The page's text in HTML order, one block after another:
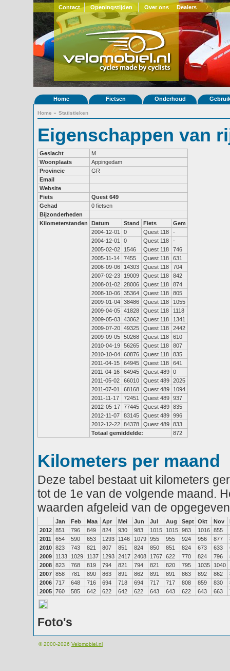
Contact Openingstijden Over ons Dealers
Home Fietsen Onderhoud
Home » Statistieken
Eigenschappen van
Geslacht
M
Woonplaats
Appingedam
Provincie
GR
Email
Website
Fiets
Quest 649
Gehad
0 fietsen
Bijzonderheden
Kilometerstanden
Datum Stand Fiets
Gem
2004-12-01
0 Quest 118
-
2004-12-01
0 Quest 118
-
2005-02-02
1546 Quest 118
746
2005-11-14
7455 Quest 118
631
2006-09-06
14303 Quest 118
704
2007-02-23
19009 Quest 118
842
2008-01-02 28006 Quest 118
874
2008-10-06 35364 Quest 118
805
2009-01-04 38486 Quest 118
1055
2009-04-05 41828 Quest 118
1118
2009-05-03 43062 Quest 118
1341
2009-07-20 49325 Quest 118
2442
2009-09-05 50268 Quest 118
610
2010-04-19 56265 Quest 118
807
2010-10-04 60876 Quest 118
835
2011-04-15
64945 Quest 118
641
2011-04-16
64945 Quest 489 0
2011-05-02
66010 Quest 489 2025
2011-07-01
68168 Quest 489
1094
2011-11-17
72451 Quest 489 937
2012-05-17 77445 Quest 489 835
2012-11-07
83145 Quest 489 996
2012-12-22 84378 Quest 489 833
Totaal gemiddelde:
872
Kilometers per maand
Deze tabel bestaat uit kilometers
tot de 1e van de volgende maand.
waarden afgeleid van de
Jan Feb Maa Apr Mei Jun Jul Aug Sept Okt Nov
2012 851 796 849 824 930 983 1015 1015 983 1016 855
2011
654 590 653 1293 1146 1079 955 955 924 956 877
2010 823 743 821 807 851 824 850 851 824 673 633
2009
1133 1029 1137 1293 2417 2408 1767 622 770 824 796
2008 823 768 819 794 821 794 821 820 795 1035 1040
2007 858 781 890 863 891 862 891 891 863 892 862
2006 717 648 716 694 718 694 717 717 808 859 830
2005 760 585 642 622 642 622 643 643 622 643 663
Foto's
© 2000-2026 Velomobiel.nl